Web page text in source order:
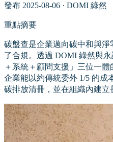
發布 2025-08-06 · DOMI 綠然
重點摘要
碳盤查是企業邁向碳中和與
了合規。透過 DOMI 綠然與
＋系統＋顧問支援」三位一
企業能以約傳統委外 1/5 的成
碳排放清冊，並在組織內建立